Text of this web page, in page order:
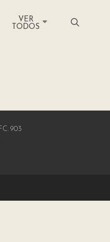
VER
TODOS
903